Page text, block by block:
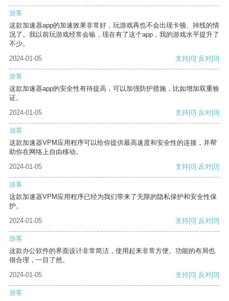
游客
这款加速器app的加速效果非常好，玩游戏再也不会出现卡顿、掉线的情
况了。我以前玩游戏经常会输，现在有了这个app，我的游戏水平提升了
不少。
2024-01-05
支持[0] 反对[0]
游客
这款加速器app的安全性有待提高，可以加强防护措施，比如增加双重验
证。
2024-01-05
支持[0] 反对[0]
游客
这款加速器VPM应用程序可以给你提供最高速度和安全性的连接，并帮
助你在网络上自由移动。
2024-01-05
支持[0] 反对[0]
游客
这款加速器VPM应用程序已经为我们带来了无限的隐私保护和安全性保
护。
2024-01-05
支持[0] 反对[0]
游客
这款办公软件的界面设计非常简洁，使用起来非常方便。功能的布局也
很合理，一目了然。
2024-01-05
支持[0] 反对[0]
游客